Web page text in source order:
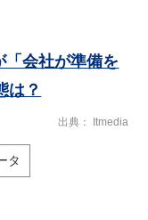
「会社が準備を
は？
出典 Itmedia
タ